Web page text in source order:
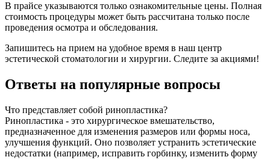
В прайсе указываются только ознакомительные цены. Полная
стоимость процедуры может быть рассчитана только после
проведения осмотра и обследования.
Запишитесь на прием на удобное время в наш центр
эстетической стоматологии и хирургии. Следите за акциями!
Ответы на популярные вопросы
Что представляет собой ринопластика?
Ринопластика - это хирургическое вмешательство,
предназначенное для изменения размеров или формы носа,
улучшения функций. Оно позволяет устранить эстетические
недостатки (например, исправить горбинку, изменить форму